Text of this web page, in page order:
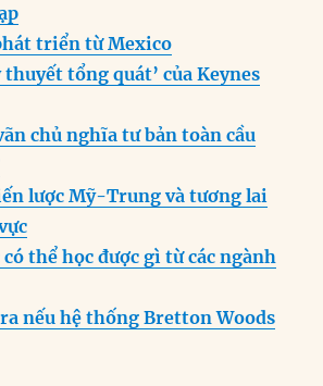
er p m
triển từ Mexico
tổng quát’ của Keynes
chủ nghĩa tư bản toàn cầu
lược Mỹ-Trung và tương lai
thể học được gì từ các ngành
nếu hệ thống Bretton Woods